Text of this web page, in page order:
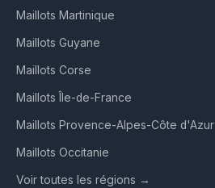
Maillots Martinique
Maillots Guyane
Maillots Corse
Maillots Île-de-France
Maillots Provence-Alpes-Côte d'Azur
Maillots Occitanie
Voir toutes les régions →